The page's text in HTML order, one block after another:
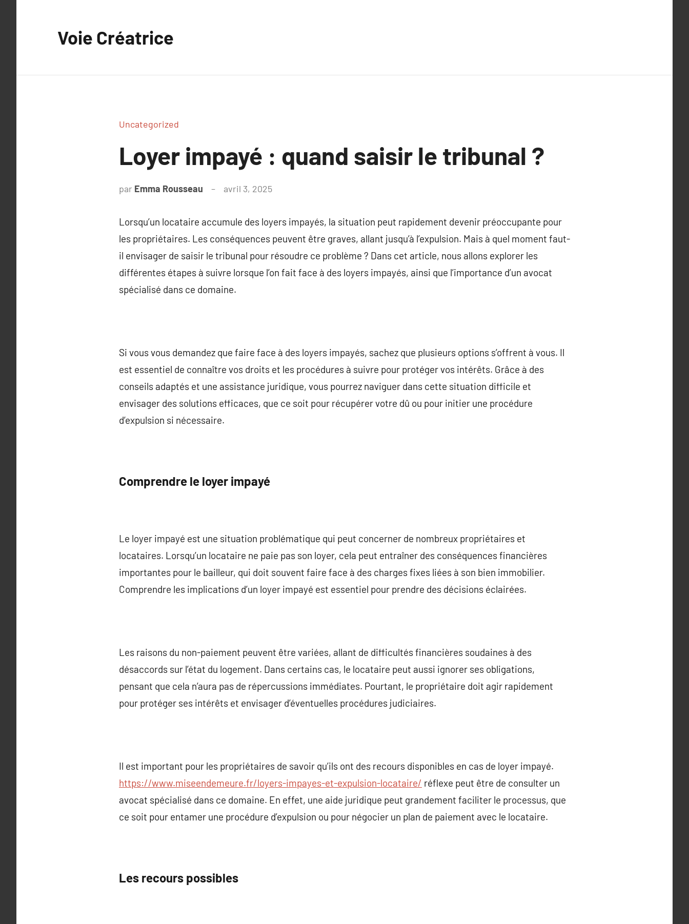
Voie Créatrice
Uncategorized
Loyer impayé : quand saisir le tribunal ?
par Emma Rousseau avril 3, 2025
Lorsqu’un locataire accumule des loyers impayés, la situation peut rapidement devenir préoccupante pour
les propriétaires. Les conséquences peuvent être graves, allant jusqu’à l’expulsion. Mais à quel moment faut-
il envisager de saisir le tribunal pour résoudre ce problème ? Dans cet article, nous allons explorer les
différentes étapes à suivre lorsque l’on fait face à des loyers impayés, ainsi que l’importance d’un avocat
spécialisé dans ce domaine.
Si vous vous demandez que faire face à des loyers impayés, sachez que plusieurs options s’offrent à vous. Il
est essentiel de connaître vos droits et les procédures à suivre pour protéger vos intérêts. Grâce à des
conseils adaptés et une assistance juridique, vous pourrez naviguer dans cette situation difficile et
envisager des solutions efficaces, que ce soit pour récupérer votre dû ou pour initier une procédure
d’expulsion si nécessaire.
Comprendre le loyer impayé
Le loyer impayé est une situation problématique qui peut concerner de nombreux propriétaires et
locataires. Lorsqu’un locataire ne paie pas son loyer, cela peut entraîner des conséquences financières
importantes pour le bailleur, qui doit souvent faire face à des charges fixes liées à son bien immobilier.
Comprendre les implications d’un loyer impayé est essentiel pour prendre des décisions éclairées.
Les raisons du non-paiement peuvent être variées, allant de difficultés financières soudaines à des
désaccords sur l’état du logement. Dans certains cas, le locataire peut aussi ignorer ses obligations,
pensant que cela n’aura pas de répercussions immédiates. Pourtant, le propriétaire doit agir rapidement
pour protéger ses intérêts et envisager d’éventuelles procédures judiciaires.
Il est important pour les propriétaires de savoir qu’ils ont des recours disponibles en cas de loyer impayé.
https://www.miseendemeure.fr/loyers-impayes-et-expulsion-locataire/ réflexe peut être de consulter un
avocat spécialisé dans ce domaine. En effet, une aide juridique peut grandement faciliter le processus, que
ce soit pour entamer une procédure d’expulsion ou pour négocier un plan de paiement avec le locataire.
Les recours possibles